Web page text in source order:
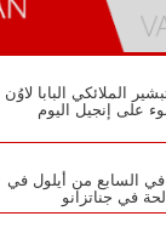
الملائكي البابا لاوُن
على إنجيل اليوم
في السابع من أيلول في
في جناتزانو